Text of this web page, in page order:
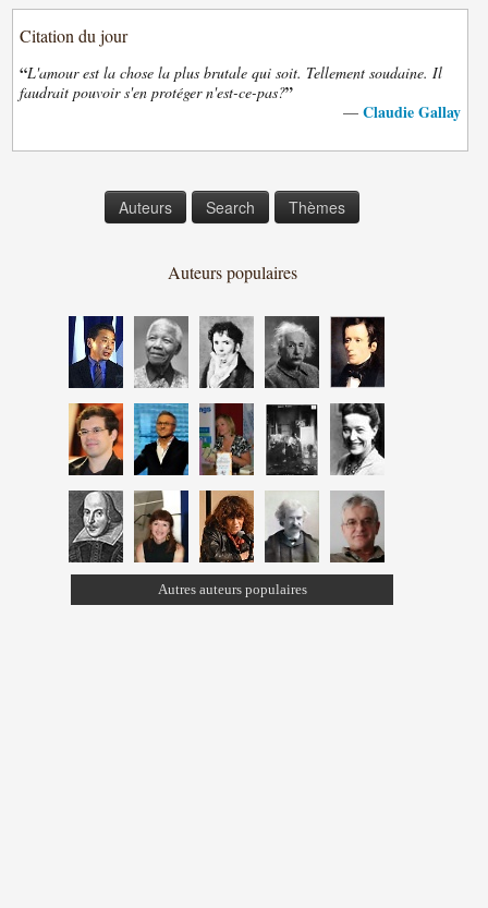
Citation du jour
“L'amour est la chose la plus brutale qui soit. Tellement soudaine. Il
faudrait pouvoir s'en protéger n'est-ce-pas?”
— Claudie Gallay
Auteurs Search Thèmes
Auteurs populaires
Autres auteurs populaires